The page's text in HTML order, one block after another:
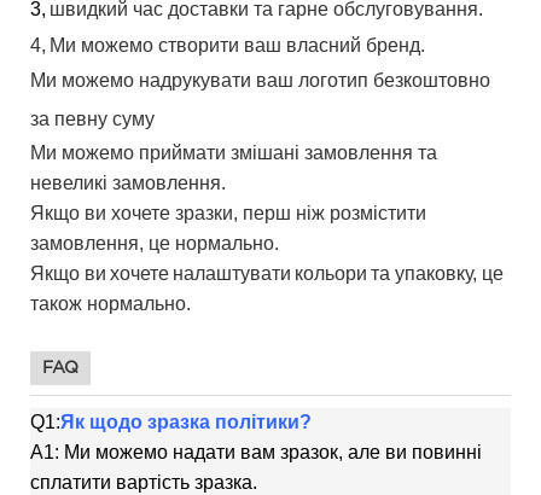
3, швидкий час доставки та гарне обслуговування.
4, Ми можемо створити ваш власний бренд.
Ми можемо надрукувати ваш логотип безкоштовно
за певну суму
Ми можемо приймати змішані замовлення та
невеликі замовлення.
Якщо ви хочете зразки, перш ніж розмістити
замовлення, це нормально.
Якщо ви хочете налаштувати кольори та упаковку, це
також нормально.
FAQ
Q1:Як щодо зразка політики?
A1: Ми можемо надати вам зразок, але ви повинні
сплатити вартість зразка.